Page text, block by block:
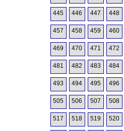
445 446 447 448
457 458 459 460
469 470 471 472
481 482 483 484
493 494 495 496
505 506 507 508
517 518 519 520